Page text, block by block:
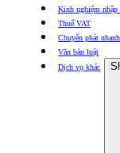
Kinh nghiệm
Thuế VAT
Chuyển phát nhanh
Văn bản luật
Dịch vụ khác